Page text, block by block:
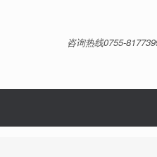
咨询热线0755-